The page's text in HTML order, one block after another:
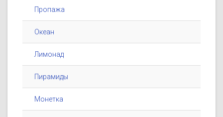
Пропажа
Океан
Лимонад
Пирамиды
Монетка